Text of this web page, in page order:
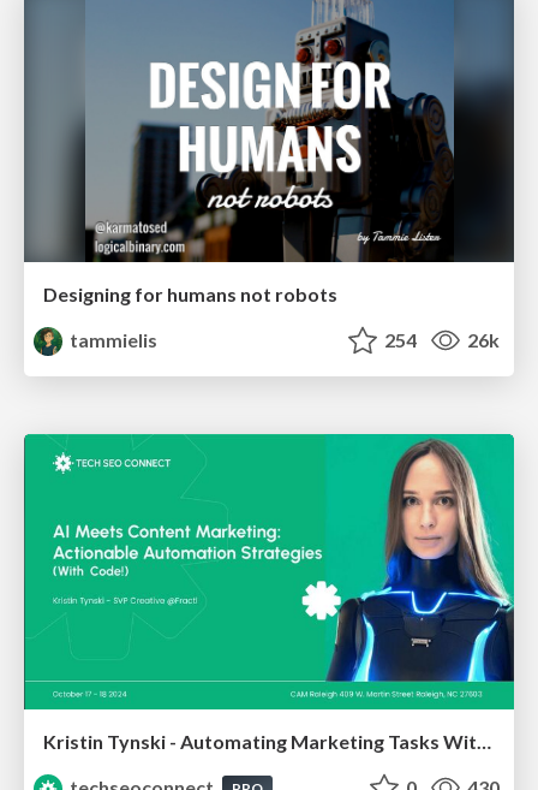
Designing for humans not robots
tammielis
254 26k
Kristin Tynski - Automating Marketing Tasks With AI